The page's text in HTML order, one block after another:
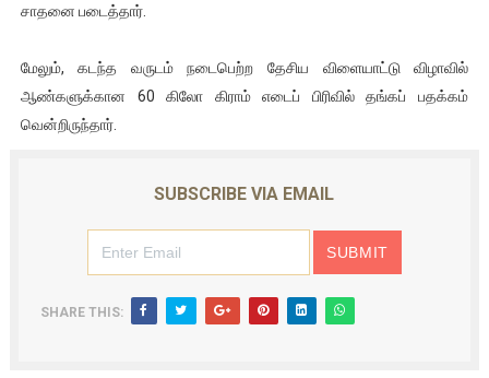
சாதனை படைத்தார்.
மேலும், கடந்த வருடம் நடைபெற்ற தேசிய விளையாட்டு விழாவில்
ஆண்களுக்கான 60 கிலோ கிராம் எடைப் பிரிவில் தங்கப் பதக்கம்
வென்றிருந்தார்.
SUBSCRIBE VIA EMAIL
SHARE THIS: